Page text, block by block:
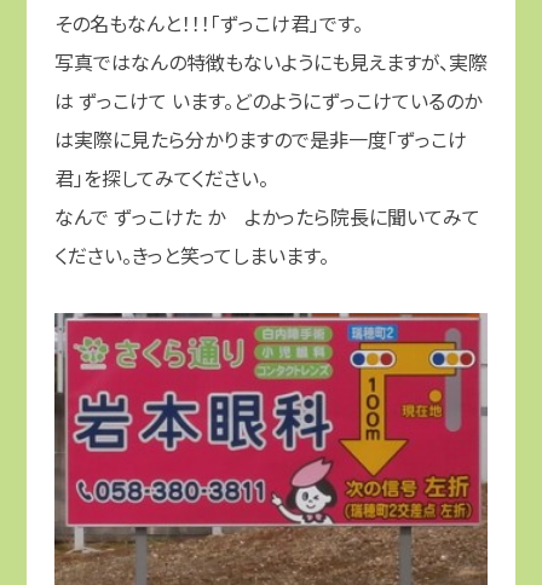
その名もなんと！！！「ずっこけ君」です。
写真ではなんの特徴もないようにも見えますが、実際
は ずっこけて います。どのようにずっこけているのか
は実際に見たら分かりますので是非一度「ずっこけ
君」を探してみてください。
なんで ずっこけた か よかったら院長に聞いてみて
ください。きっと笑ってしまいます。